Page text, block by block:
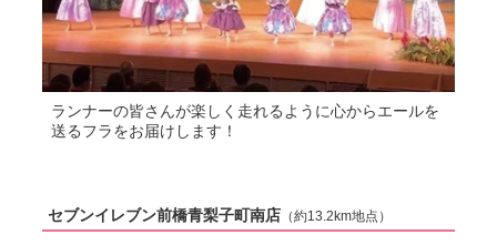
ランナーの皆さんが楽しく走れるように心からエールを
送るフラをお届けします！
セブンイレブン前橋青梨子町南店 （約13.2km地点）